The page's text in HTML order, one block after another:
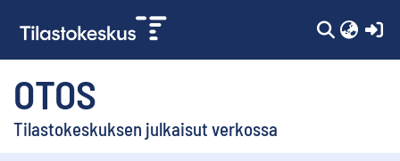
OTOS
Tilastokeskuksen julkaisut verkossa